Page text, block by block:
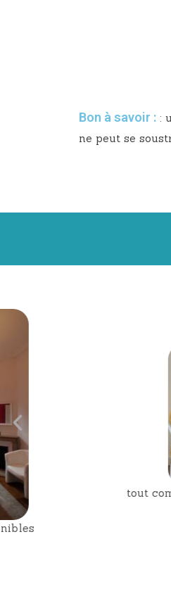
Bon à savoir : :
ne peut se
tout commence par un